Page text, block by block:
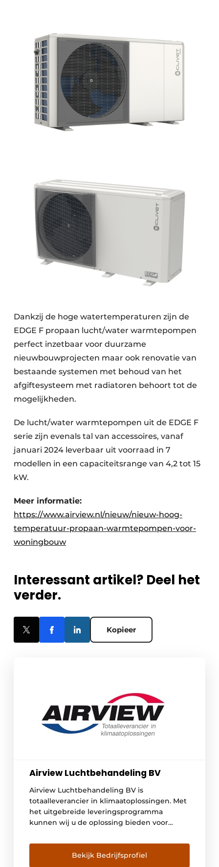
Dankzij de hoge watertemperaturen zijn de
EDGE F propaan lucht/water warmtepompen
perfect inzetbaar voor duurzame
nieuwbouwprojecten maar ook renovatie van
bestaande systemen met behoud van het
afgiftesysteem met radiatoren behoort tot de
mogelijkheden.
De lucht/water warmtepompen uit de EDGE F
serie zijn evenals tal van accessoires, vanaf
januari 2024 leverbaar uit voorraad in 7
modellen in een capaciteitsrange van 4,2 tot 15
kW.
Meer informatie:
https://www.airview.nl/nieuw/nieuw-hoog-
temperatuur-propaan-warmtepompen-voor-
woningbouw
Interessant artikel? Deel het
verder.
Kopieer
Airview Luchtbehandeling BV
Airview Luchtbehandeling BV is
totaalleverancier in klimaatoplossingen. Met
het uitgebreide leveringsprogramma
kunnen wij u de oplossing bieden voor
leveringsprogramma is onderverdeeld in vijf
overzichtelijke productcategorieën. De
Bekijk Bedrijfsprofiel